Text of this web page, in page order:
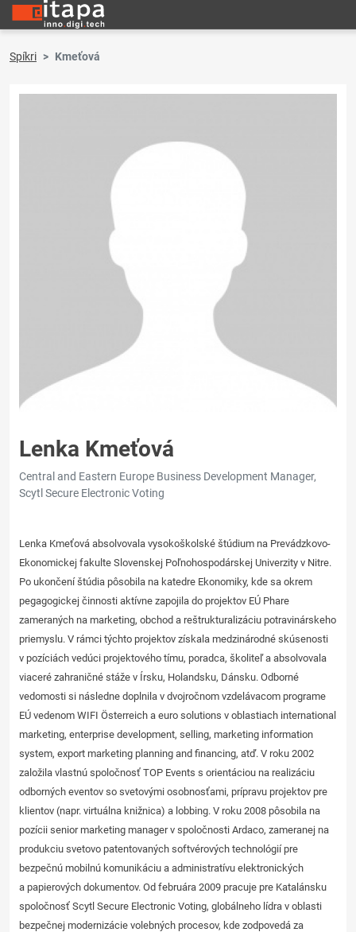
Spíkri Kmeťová
Lenka Kmeťová
Central and Eastern Europe Business Development Manager,
Scytl Secure Electronic Voting
Lenka Kmeťová absolvovala vysokoškolské štúdium na Prevádzkovo-
Ekonomickej fakulte Slovenskej Poľnohospodárskej Univerzity v Nitre.
Po ukončení štúdia pôsobila na katedre Ekonomiky, kde sa okrem
pegagogickej činnosti aktívne zapojila do projektov EÚ Phare
zameraných na marketing, obchod a reštrukturalizáciu potravinárskeho
priemyslu. V rámci týchto projektov získala medzinárodné skúsenosti
v pozíciách vedúci projektového tímu, poradca, školiteľ a absolvovala
viaceré zahraničné stáže v Írsku, Holandsku, Dánsku. Odborné
vedomosti si následne doplnila v dvojročnom vzdelávacom programe
EÚ vedenom WIFI Österreich a euro solutions v oblastiach international
marketing, enterprise development, selling, marketing information
system, export marketing planning and financing, atď. V roku 2002
založila vlastnú spoločnosť TOP Events s orientáciou na realizáciu
odborných eventov so svetovými osobnosťami, prípravu projektov pre
klientov (napr. virtuálna knižnica) a lobbing. V roku 2008 pôsobila na
pozícii senior marketing manager v spoločnosti Ardaco, zameranej na
produkciu svetovo patentovaných softvérových technológií pre
bezpečnú mobilnú komunikáciu a administratívu elektronických
a papierových dokumentov. Od februára 2009 pracuje pre Katalánsku
spoločnosť Scytl Secure Electronic Voting, globálneho lídra v oblasti
bezpečnej modernizácie volebných procesov, kde zodpovedá za